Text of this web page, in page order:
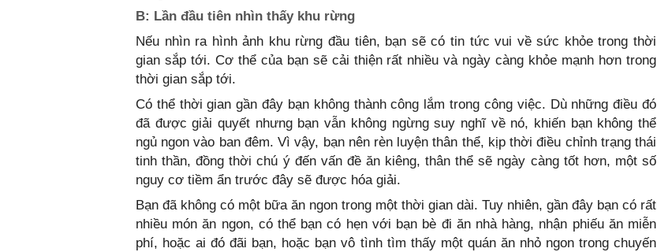
B: Lần đầu tiên nhìn thấy khu rừng
Nếu nhìn ra hình ảnh khu rừng đầu tiên, bạn sẽ có tin tức vui về sức khỏe trong thời
gian sắp tới. Cơ thể của bạn sẽ cải thiện rất nhiều và ngày càng khỏe mạnh hơn trong
thời gian sắp tới.
Có thể thời gian gần đây bạn không thành công lắm trong công việc. Dù những điều đó
đã được giải quyết nhưng bạn vẫn không ngừng suy nghĩ về nó, khiến bạn không thể
ngủ ngon vào ban đêm. Vì vậy, bạn nên rèn luyện thân thể, kịp thời điều chỉnh trạng thái
tinh thần, đồng thời chú ý đến vấn đề ăn kiêng, thân thể sẽ ngày càng tốt hơn, một số
nguy cơ tiềm ẩn trước đây sẽ được hóa giải.
Bạn đã không có một bữa ăn ngon trong một thời gian dài. Tuy nhiên, gần đây bạn có rất
nhiều món ăn ngon, có thể bạn có hẹn với bạn bè đi ăn nhà hàng, nhận phiếu ăn miễn
phí, hoặc ai đó đãi bạn, hoặc bạn vô tình tìm thấy một quán ăn nhỏ ngon trong chuyến